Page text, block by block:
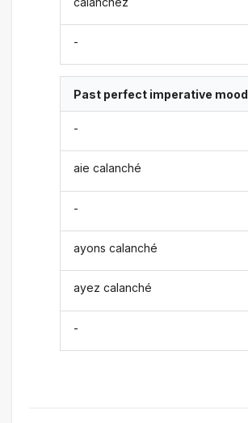
-
Past perfect imperative mood
-
aie calanché
-
ayons calanché
ayez calanché
-